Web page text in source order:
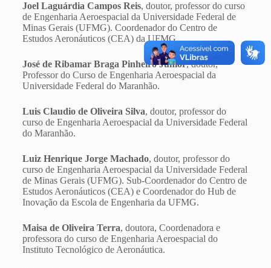
Joel Laguárdia Campos Reis, doutor, professor do curso
de Engenharia Aeroespacial da Universidade Federal de
Minas Gerais (UFMG). Coordenador do Centro de
Estudos Aeronáuticos (CEA) da UFMG.
José de Ribamar Braga Pinheiro Júnior, doutor,
Professor do Curso de Engenharia Aeroespacial da
Universidade Federal do Maranhão.
Luis Claudio de Oliveira Silva, doutor, professor do
curso de Engenharia Aeroespacial da Universidade Federal
do Maranhão.
Luiz Henrique Jorge Machado, doutor, professor do
curso de Engenharia Aeroespacial da Universidade Federal
de Minas Gerais (UFMG). Sub-Coordenador do Centro de
Estudos Aeronáuticos (CEA) e Coordenador do Hub de
Inovação da Escola de Engenharia da UFMG.
Maisa de Oliveira Terra, doutora, Coordenadora e
professora do curso de Engenharia Aeroespacial do
Instituto Tecnológico de Aeronáutica.